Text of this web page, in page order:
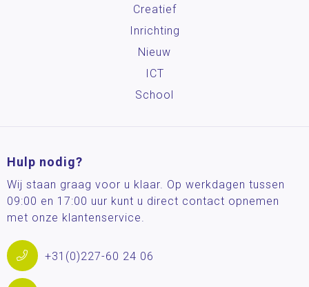
Creatief
Inrichting
Nieuw
ICT
School
Hulp nodig?
Wij staan graag voor u klaar. Op werkdagen tussen
09:00 en 17:00 uur kunt u direct contact opnemen
met onze klantenservice.
+31(0)227-60 24 06